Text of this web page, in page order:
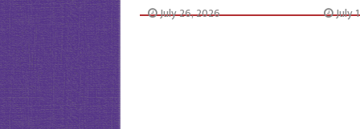
July 26, 2026 July